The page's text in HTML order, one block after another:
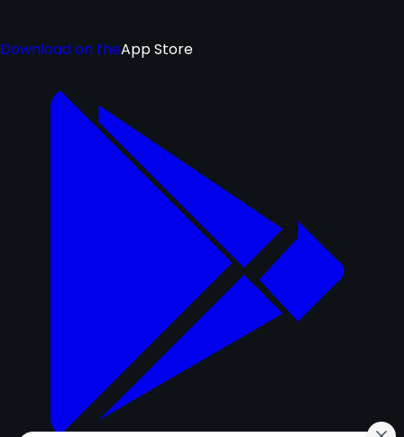
Download on theApp Store